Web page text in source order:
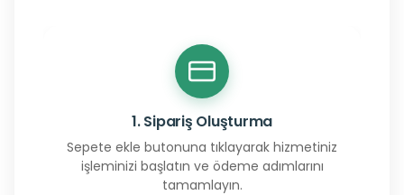
1. Sipariş Oluşturma
Sepete ekle butonuna tıklayarak hizmetiniz
işleminizi başlatın ve ödeme adımlarını
tamamlayın.